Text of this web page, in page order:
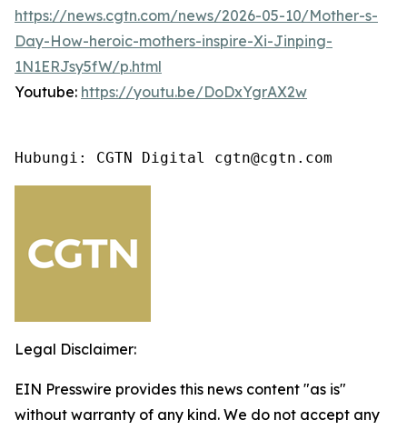
https://news.cgtn.com/news/2026-05-10/Mother-s-
Day-How-heroic-mothers-inspire-Xi-Jinping-
1N1ERJsy5fW/p.html
Youtube: https://youtu.be/DoDxYgrAX2w
Hubungi: CGTN Digital cgtn@cgtn.com
Legal Disclaimer:
EIN Presswire provides this news content "as is"
without warranty of any kind. We do not accept any